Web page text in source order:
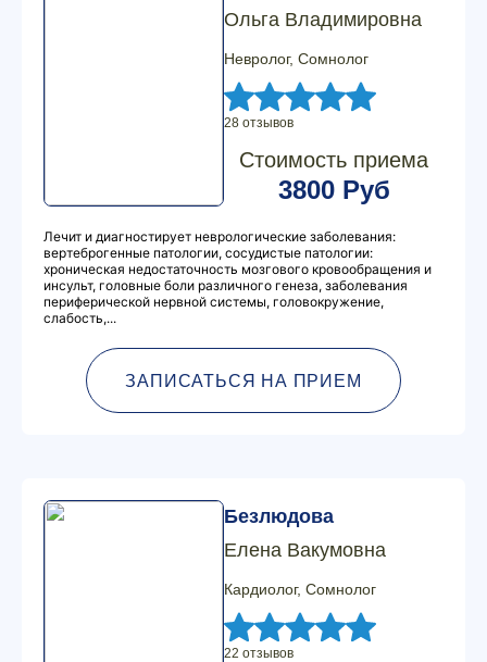
Ольга Владимировна
Невролог, Сомнолог
28 отзывов
Стоимость приема
3800 Руб
Лечит и диагностирует неврологические заболевания:
вертеброгенные патологии, сосудистые патологии:
хроническая недостаточность мозгового кровообращения и
инсульт, головные боли различного генеза, заболевания
периферической нервной системы, головокружение,
слабость,...
ЗАПИСАТЬСЯ НА ПРИЕМ
Безлюдова
Елена Вакумовна
Кардиолог, Сомнолог
22 отзывов